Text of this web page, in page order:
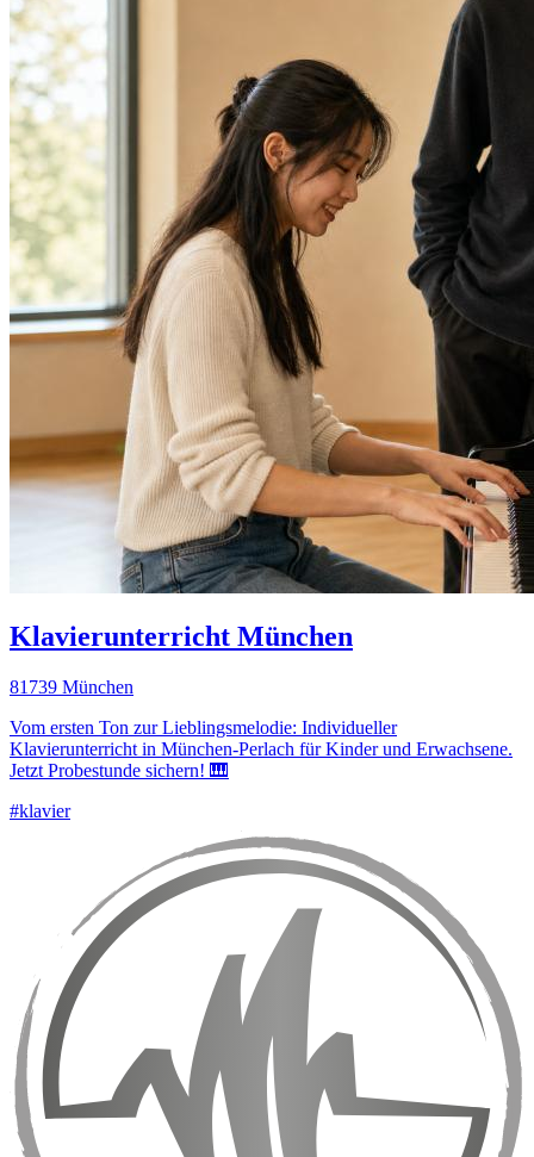
Klavierunterricht München
81739 München
Vom ersten Ton zur Lieblingsmelodie: Individueller
Klavierunterricht in München-Perlach für Kinder und Erwachsene.
Jetzt Probestunde sichern! 🎹
#klavier